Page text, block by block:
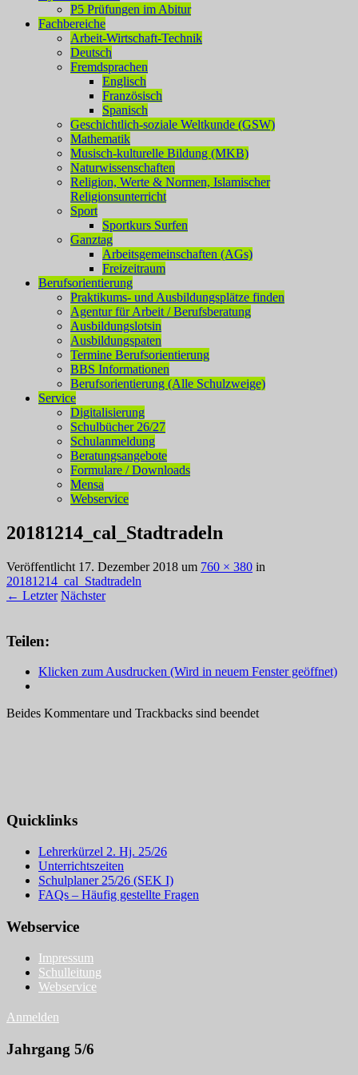
P5 Prüfungen im Abitur
Fachbereiche
Arbeit-Wirtschaft-Technik
Deutsch
Fremdsprachen
Englisch
Französisch
Spanisch
Geschichtlich-soziale Weltkunde (GSW)
Mathematik
Musisch-kulturelle Bildung (MKB)
Naturwissenschaften
Religion, Werte & Normen, Islamischer
Religionsunterricht
Sport
Sportkurs Surfen
Ganztag
Arbeitsgemeinschaften (AGs)
Freizeitraum
Berufsorientierung
Praktikums- und Ausbildungsplätze finden
Agentur für Arbeit / Berufsberatung
Ausbildungslotsin
Ausbildungspaten
Termine Berufsorientierung
BBS Informationen
Berufsorientierung (Alle Schulzweige)
Service
Digitalisierung
Schulbücher 26/27
Schulanmeldung
Beratungsangebote
Formulare / Downloads
Mensa
Webservice
20181214_cal_Stadtradeln
Veröffentlicht 17. Dezember 2018 um 760 × 380 in
20181214_cal_Stadtradeln
← Letzter Nächster
Teilen:
Klicken zum Ausdrucken (Wird in neuem Fenster geöffnet)
Beides Kommentare und Trackbacks sind beendet
Quicklinks
Lehrerkürzel 2. Hj. 25/26
Unterrichtszeiten
Schulplaner 25/26 (SEK I)
FAQs – Häufig gestellte Fragen
Webservice
Impressum
Schulleitung
Webservice
Anmelden
Jahrgang 5/6